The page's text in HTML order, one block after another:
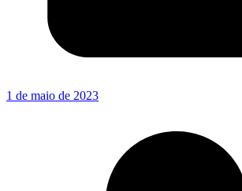
1 de maio de 2023